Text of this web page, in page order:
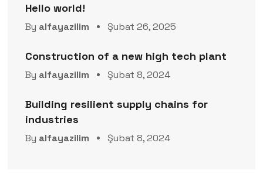
Hello world!
By alfayazilim Şubat 26, 2025
Construction of a new high tech plant
By alfayazilim Şubat 8, 2024
Building resilient supply chains for
industries
By alfayazilim Şubat 8, 2024